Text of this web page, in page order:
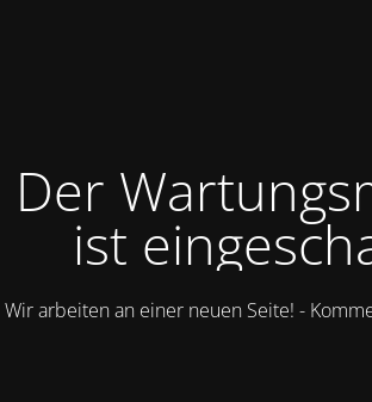
Der
ist
Wir arbeiten an einer neuen Seite! -